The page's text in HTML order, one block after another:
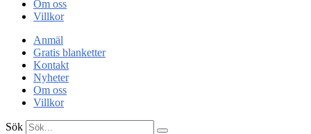
Om oss
Villkor
Anmäl
Gratis blanketter
Kontakt
Nyheter
Om oss
Villkor
Sök